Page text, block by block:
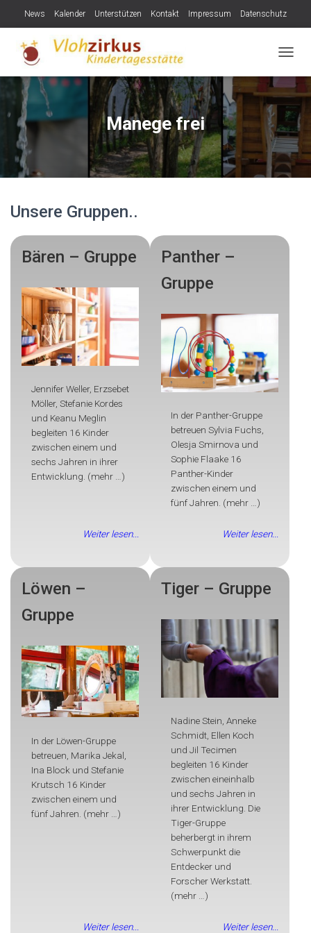
News Kalender Unterstützen Kontakt Impressum Datenschutz
Manege frei
Unsere Gruppen..
Bären – Gruppe
Jennifer Weller, Erzsebet
Möller, Stefanie Kordes
und Keanu Meglin
begleiten 16 Kinder
zwischen einem und
sechs Jahren in ihrer
Entwicklung. (mehr …)
Weiter lesen...
Panther –
Gruppe
In der Panther-Gruppe
betreuen Sylvia Fuchs,
Olesja Smirnova und
Sophie Flaake 16
Panther-Kinder
zwischen einem und
fünf Jahren. (mehr …)
Weiter lesen...
Löwen –
Gruppe
In der Löwen-Gruppe
betreuen, Marika Jekal,
Ina Block und Stefanie
Krutsch 16 Kinder
zwischen einem und
fünf Jahren. (mehr …)
Weiter lesen...
Tiger – Gruppe
Nadine Stein, Anneke
Schmidt, Ellen Koch
und Jil Tecimen
begleiten 16 Kinder
zwischen eineinhalb
und sechs Jahren in
ihrer Entwicklung. Die
Tiger-Gruppe
beherbergt in ihrem
Schwerpunkt die
Entdecker und
Forscher Werkstatt.
(mehr …)
Weiter lesen...